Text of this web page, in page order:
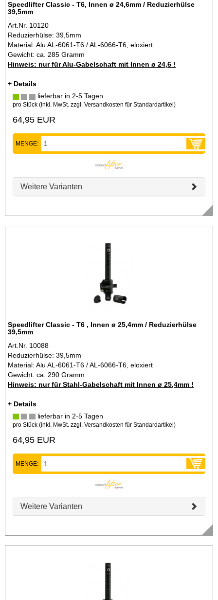
Speedlifter Classic - T6, Innen ø 24,6mm / Reduzierhülse
39,5mm
Art.Nr. 10120
Reduzierhülse: 39,5mm
Material: Alu AL-6061-T6 / AL-6066-T6, eloxiert
Gewicht: ca. 285 Gramm
Hinweis: nur für Alu-Gabelschaft mit Innen ø 24,6 !
+ Details
lieferbar in 2-5 Tagen
pro Stück (inkl. MwSt. zzgl. Versandkosten für Standardartikel )
64,95 EUR
MENGE:
Weitere Varianten
Speedlifter Classic - T6 , Innen ø 25,4mm / Reduzierhülse
39,5mm
Art.Nr. 10088
Reduzierhülse: 39,5mm
Material: Alu AL-6061-T6 / AL-6066-T6, eloxiert
Gewicht: ca. 290 Gramm
Hinweis: nur für Stahl-Gabelschaft mit Innen ø 25,4mm !
+ Details
lieferbar in 2-5 Tagen
pro Stück (inkl. MwSt. zzgl. Versandkosten für Standardartikel)
64,95 EUR
MENGE:
Weitere Varianten